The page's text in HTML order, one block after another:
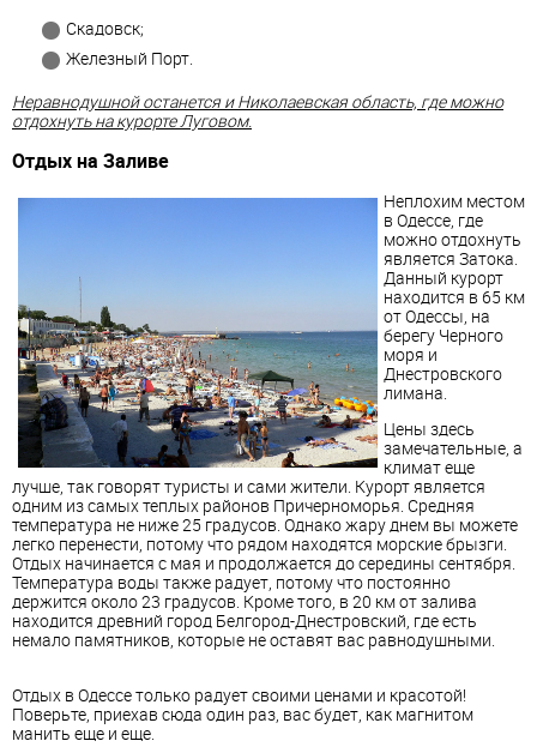
Скадовск;
Железный Порт.
Неравнодушной останется и Николаевская область, где можно
отдохнуть на курорте Луговом.
Отдых на Заливе
Неплохим местом
в Одессе, где
можно отдохнуть
является Затока.
Данный курорт
находится в 65 км
от Одессы, на
берегу Черного
моря и
Днестровского
лимана.
Цены здесь
замечательные, а
климат еще
лучше, так говорят туристы и сами жители. Курорт является
одним из самых теплых районов Причерноморья. Средняя
температура не ниже 25 градусов. Однако жару днем ​​вы можете
легко перенести, потому что рядом находятся морские брызги.
Отдых начинается с мая и продолжается до середины сентября.
Температура воды также радует, потому что постоянно
держится около 23 градусов. Кроме того, в 20 км от залива
находится древний город Белгород-Днестровский, где есть
немало памятников, которые не оставят вас равнодушными.
Отдых в Одессе только радует своими ценами и красотой!
Поверьте, приехав сюда один раз, вас будет, как магнитом
манить еще и еще.